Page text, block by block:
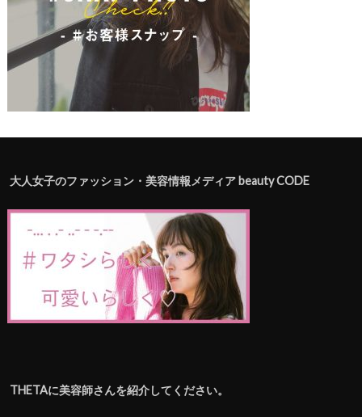
大人女子のファッション・美容情報メディア beauty CODE
THETAに美容師さんを紹介してください。